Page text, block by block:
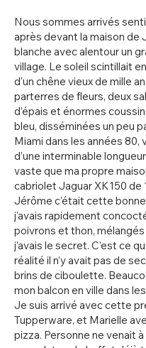
Nous sommes arrivés
après devant la maison de
blanche avec alentour un
village. Le soleil scintillait
d’un chêne vieux de mille
parterres de fleurs, deux
d’épais et énormes
bleu, disséminées un peu
Miami dans les années 80,
d’une interminable
vaste que ma propre
cabriolet Jaguar XK150 de
Jérôme c’était cette
j’avais rapidement
poivrons et thon,
j’avais le secret. C’est ce
réalité il n’y avait pas de
brins de ciboulette.
mon balcon en ville dans
Je suis arrivé avec cette
Tupperware, et Marielle
pizza. Personne ne venait